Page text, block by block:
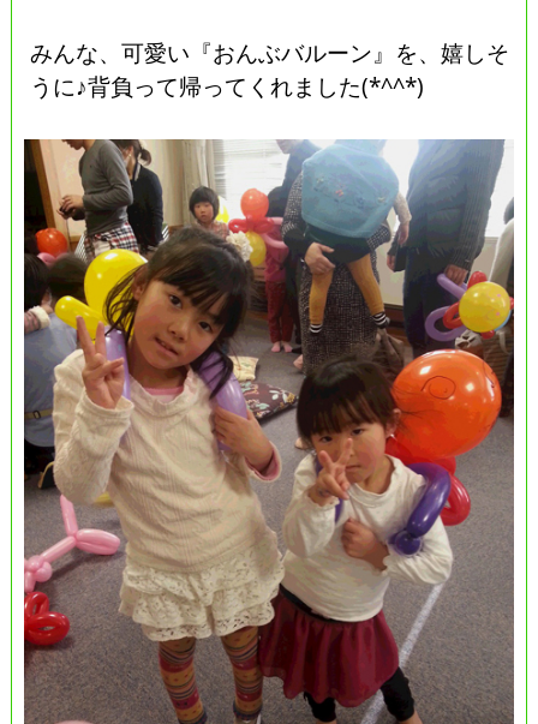
みんな、可愛い『おんぶバルーン』を、嬉しそ
うに♪背負って帰ってくれました(*^^*)